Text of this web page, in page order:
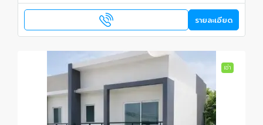
รายละเอียด
เช่า